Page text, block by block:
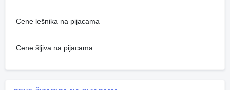
Cene lešnika na pijacama
Cene šljiva na pijacama